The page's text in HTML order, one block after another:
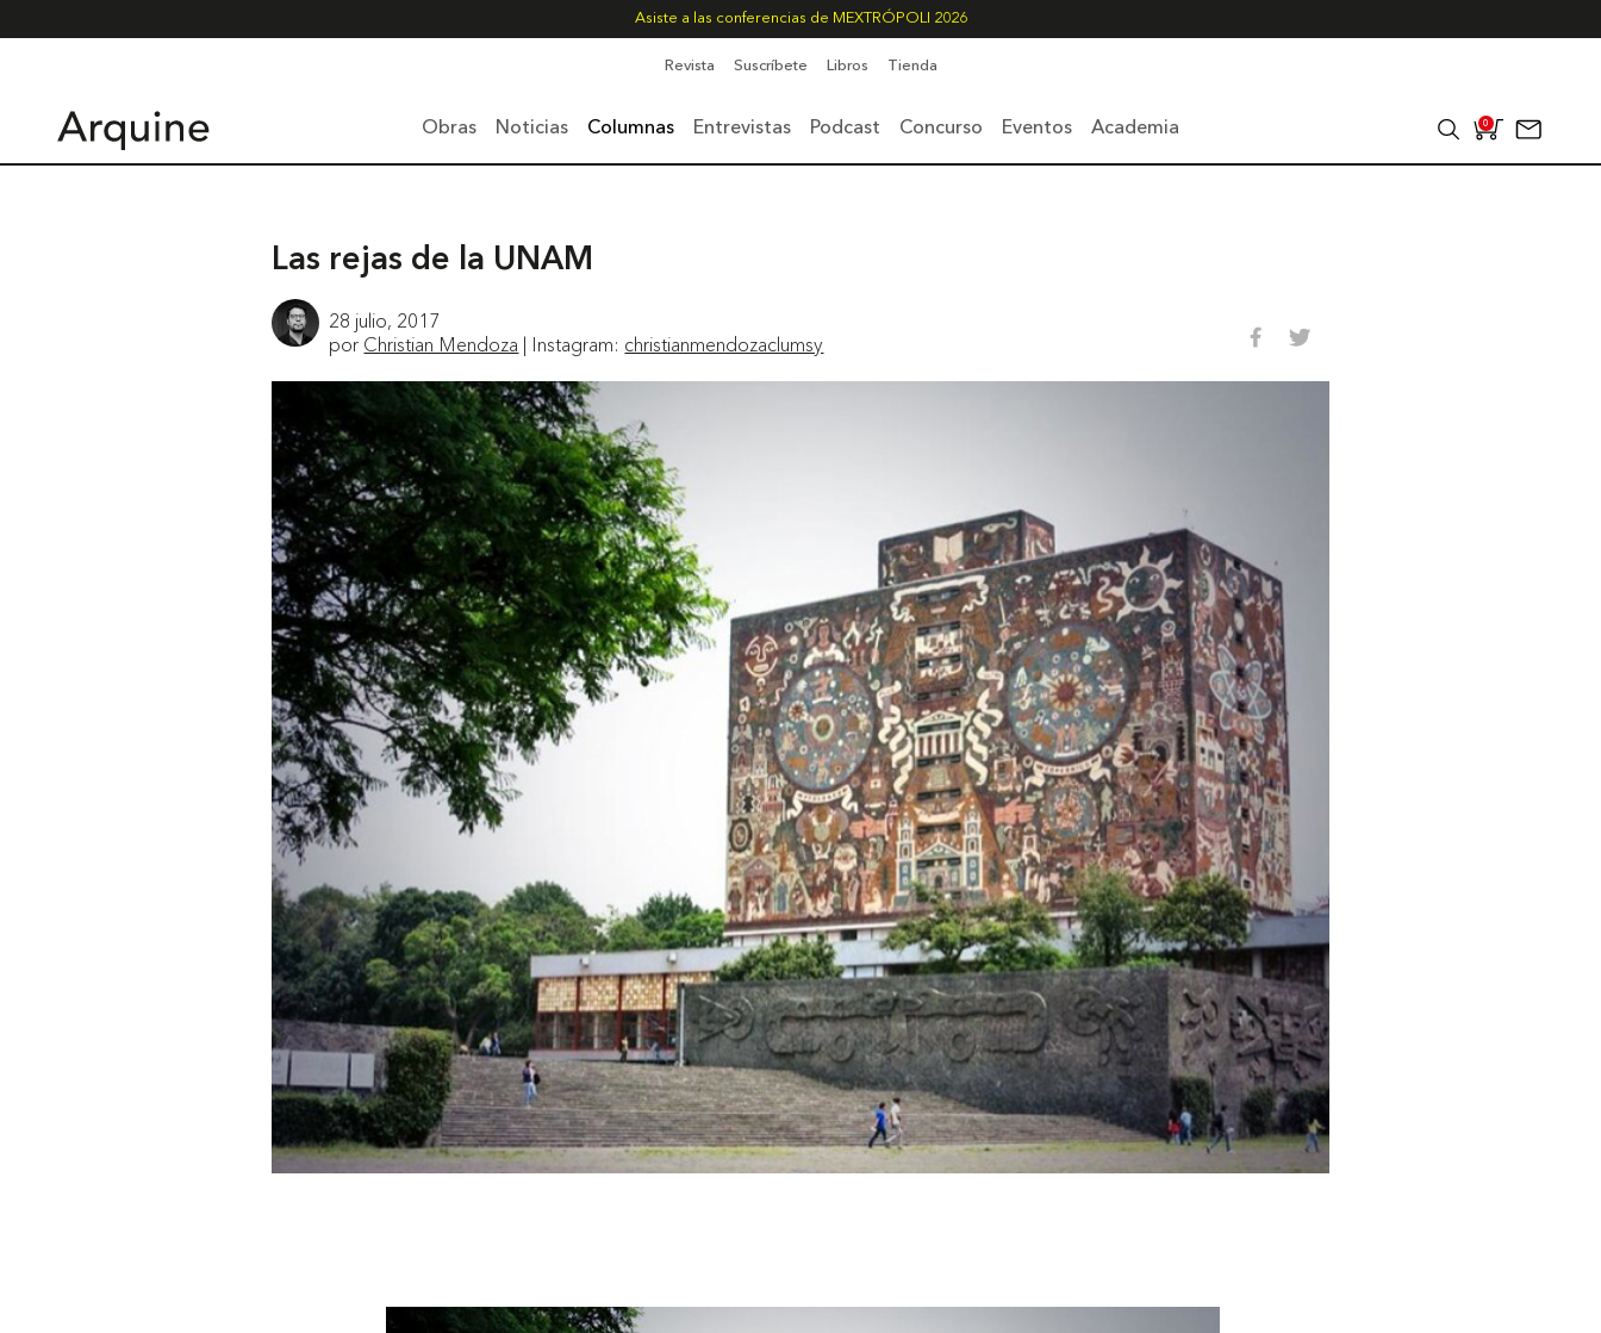
Asiste a las conferencias de MEXTRÓPOLI 2026
Revista Suscríbete Libros Tienda
Obras Noticias Columnas Entrevistas Podcast Concurso Eventos Academia 0
Las rejas de la UNAM
28 julio, 2017
por Christian Mendoza | Instagram: christianmendozaclumsy